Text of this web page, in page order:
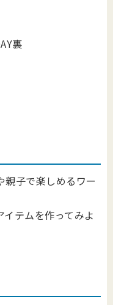
親子で楽しめるワー
テムを作ってみよ